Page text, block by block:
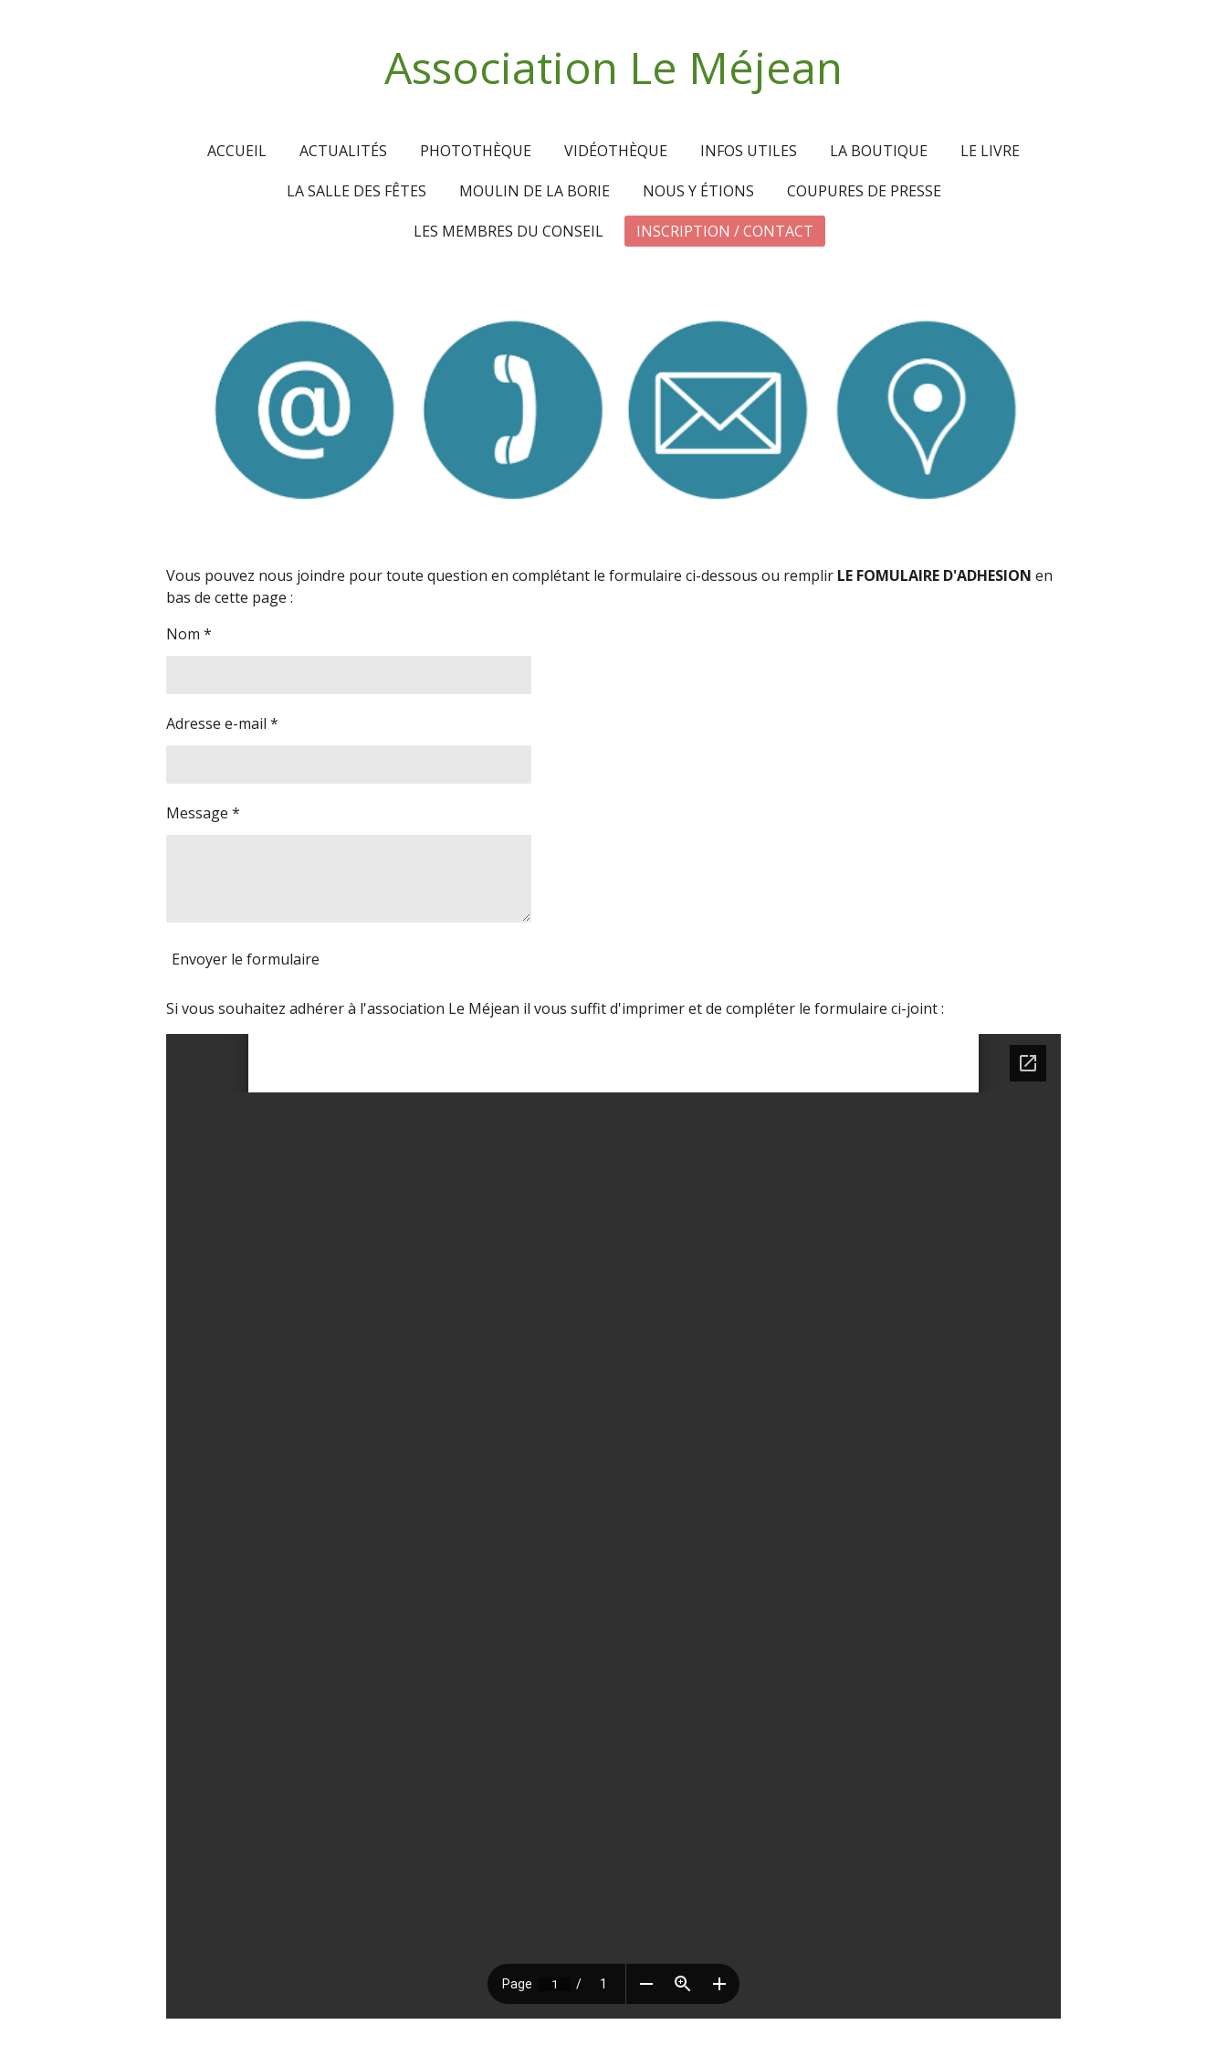
Association Le Méjean
ACCUEIL ACTUALITÉS PHOTOTHÈQUE VIDÉOTHÈQUE INFOS UTILES LA BOUTIQUE
LE LIVRE
LA SALLE DES FÊTES
MOULIN DE LA BORIE NOUS Y ÉTIONS
COUPURES DE PRESSE
LES MEMBRES DU CONSEIL
INSCRIPTION / CONTACT
Vous pouvez nous joindre pour toute question en complétant le formulaire ci-dessous ou remplir LE FOMULAIRE D'ADHESION en
bas de cette page :
Nom *
Adresse e-mail *
Message *
Envoyer le formulaire
Si vous souhaitez adhérer à l'association Le Méjean il vous suffit d'imprimer et de compléter le formulaire ci-joint :